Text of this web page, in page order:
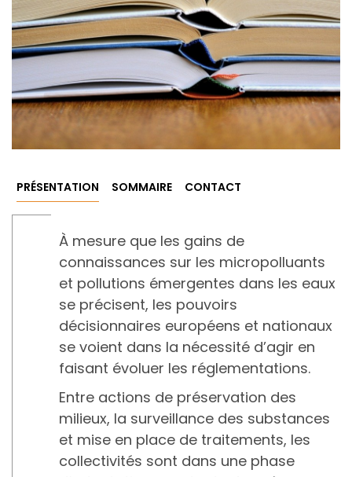
PRÉSENTATION SOMMAIRE CONTACT
À mesure que les gains de
connaissances sur les micropolluants
et pollutions émergentes dans les eaux
se précisent, les pouvoirs
décisionnaires européens et nationaux
se voient dans la nécessité d’agir en
faisant évoluer les réglementations.
Entre actions de préservation des
milieux, la surveillance des substances
et mise en place de traitements, les
collectivités sont dans une phase